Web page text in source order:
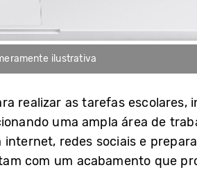
ilustrativa
realizar as tarefas escolares,
uma ampla área de
redes sociais e
com um acabamento que